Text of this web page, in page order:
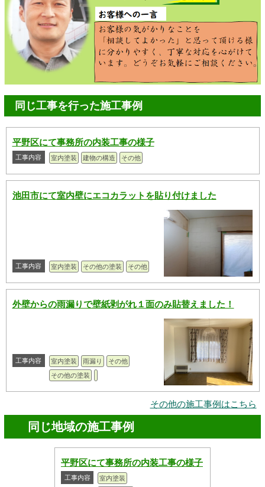
同じ工事を行った施工事例
平野区にて事務所の内装工事の様子
工事内容 室内塗装 建物の構造 その他
池田市にて室内壁にエコカラットを貼り付けました
工事内容 室内塗装 その他の塗装 その他
外壁からの雨漏りで壁紙剥がれ１面のみ貼替えました！
工事内容 室内塗装 雨漏り
その他
その他の塗装
その他の施工事例はこちら
同じ地域の施工事例
平野区にて事務所の内装工事の様子
工事内容
室内塗装